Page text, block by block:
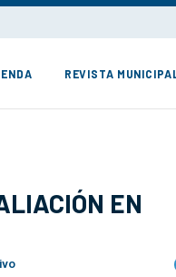
REVISTA MUNICIPAL
EN